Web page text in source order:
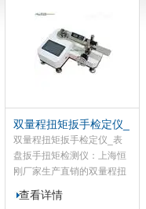
双量程扭矩扳手检定仪_
表盘扳手扭矩检测仪
双量程扭矩扳手检定仪_表
盘扳手扭矩检测仪：上海恒
刚厂家生产直销的双量程扭
矩扳手检定仪是用于检定扭
矩扳手的测试仪器，该扭矩
查看详情